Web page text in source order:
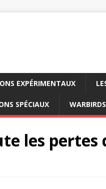
EXPÉRIMENTAUX
SPÉCIAUX WARBIRDS
les pertes